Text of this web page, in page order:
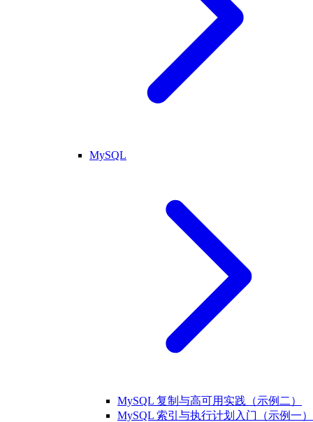
MySQL
MySQL 复制与高可用实践（示例二）
MySQL 索引与执行计划入门（示例一）